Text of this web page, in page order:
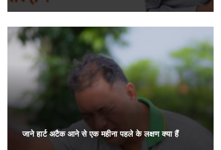
जाने हार्ट अटैक आने से एक महीना पहले के लक्षण क्या हैं